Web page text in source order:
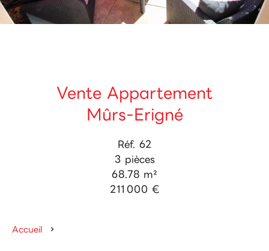
Vente Appartement
Mûrs-Erigné
Réf. 62
3 pièces
68.78 m²
211 000 €
Accueil